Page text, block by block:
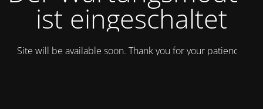
ist eingeschaltet
Site will be available soon. Thank you for your patience!